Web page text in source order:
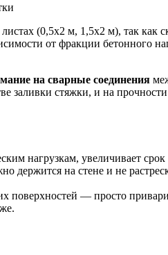
(0,5х2 м, 1,5х2 м), так
от фракции бетонного
на сварные соединения
заливки стяжки, и на
нагрузкам, увеличивает
держится на стене и не
поверхностей — просто